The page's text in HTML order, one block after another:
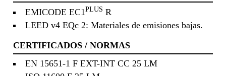
EMICODE EC1PLUS R
LEED v4 EQc 2: Materiales de emisiones bajas.
CERTIFICADOS / NORMAS
EN 15651-1 F EXT-INT CC 25 LM